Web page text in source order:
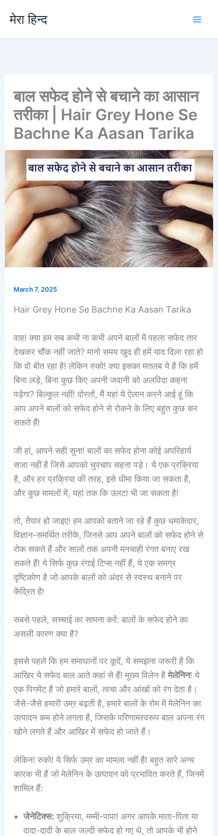
मेरा हिन्द
बाल सफेद होने से बचाने का आसान
तरीका | Hair Grey Hone Se
Bachne Ka Aasan Tarika
March 7, 2025
Hair Grey Hone Se Bachne Ka Aasan Tarika
वाह! क्या हम सब कभी ना कभी अपने बालों में पहला सफेद तार
देखकर चौंक नहीं जाते? मानो समय खुद ही हमें याद दिला रहा हो
कि वो बीत रहा है! लेकिन रुको! क्या इसका मतलब ये है कि हमें
बिना लड़े, बिना कुछ किए अपनी जवानी को अलविदा कहना
पड़ेगा? बिल्कुल नहीं! दोस्तों, मैं यहां ये ऐलान करने आई हूं कि
आप अपने बालों को सफेद होने से रोकने के लिए बहुत कुछ कर
सकते हैं!
जी हां, आपने सही सुना! बालों का सफेद होना कोई अपरिहार्य
सजा नहीं है जिसे आपको चुपचाप सहना पड़े। ये एक प्रक्रिया
है, और हर प्रक्रिया की तरह, इसे धीमा किया जा सकता है,
और कुछ मामलों में, यहां तक कि उलटा भी जा सकता है!
तो, तैयार हो जाइए! हम आपको बताने जा रहे हैं कुछ धमाकेदार,
विज्ञान-समर्थित तरीके, जिनसे आप अपने बालों को सफेद होने से
रोक सकते हैं और सालों तक अपनी मनचाही रंगत बनाए रख
सकते हैं! ये सिर्फ कुछ रंगाई टिप्स नहीं हैं, ये एक समग्र
दृष्टिकोण है जो आपके बालों को अंदर से स्वस्थ बनाने पर
केंद्रित है!
सबसे पहले, सच्चाई का सामना करें: बालों के सफेद होने का
असली कारण क्या है?
इससे पहले कि हम समाधानों पर कूदें, ये समझना जरूरी है कि
आखिर ये सफेद बाल आते कहां से हैं! मुख्य विलेन हैमेलेनिन! ये
एक पिगमेंट है जो हमारे बालों, त्वचा और आंखों को रंग देता है।
जैसे-जैसे हमारी उम्र बढ़ती है, हमारे बालों के रोम में मेलेनिन का
उत्पादन कम होने लगता है, जिसके परिणामस्वरूप बाल अपना रंग
खोने लगते हैं और आखिर में सफेद हो जाते हैं।
लेकिन! रुको! ये सिर्फ उम्र का मामला नहीं है! बहुत सारे अन्य
कारक भी हैं जो मेलेनिन के उत्पादन को प्रभावित करते हैं, जिनमें
शामिल हैं:
जेनेटिक्स: शुक्रिया, मम्मी-पापा! अगर आपके माता-पिता या
दादा-दादी के बाल जल्दी सफेद हो गए थे, तो आपके भी होने